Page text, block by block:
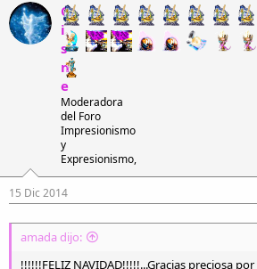
C
i
s
n
e
Moderadora
del Foro
Impresionismo
y
Expresionismo,
15 Dic 2014
amada dijo:
!!!!!!FELIZ NAVIDAD!!!!!...Gracias preciosa